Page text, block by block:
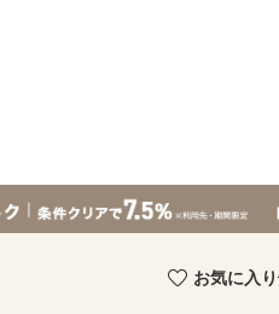
お気に入り